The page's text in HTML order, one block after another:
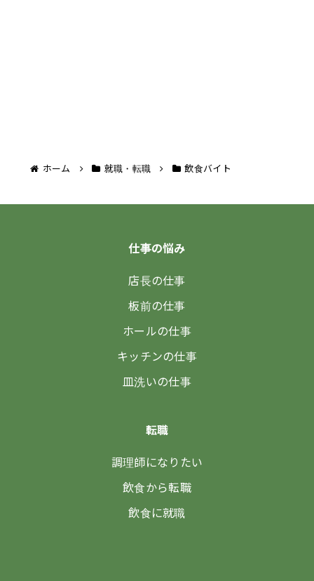
ホーム 就職・転職 飲食バイト
仕事の悩み
店長の仕事
板前の仕事
ホールの仕事
キッチンの仕事
皿洗いの仕事
転職
調理師になりたい
飲食から転職
飲食に就職